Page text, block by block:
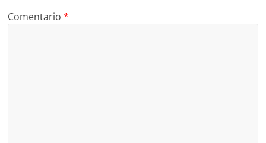
Comentario*